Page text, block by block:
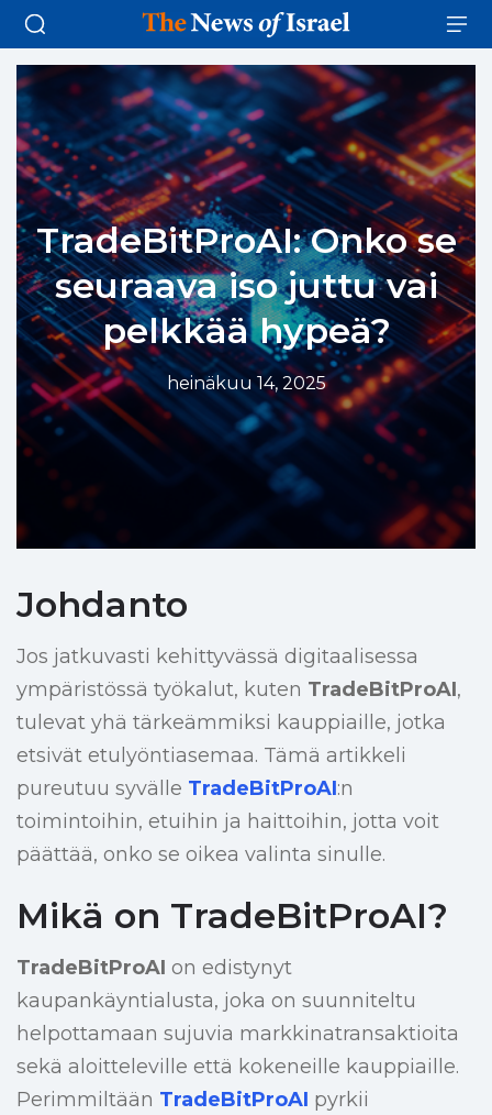
TradeBitProAI: Onko se
seuraava iso juttu vai
pelkkää hypeä?
heinäkuu 14, 2025
Johdanto
Jos jatkuvasti kehittyvässä digitaalisessa
ympäristössä työkalut, kuten TradeBitProAI,
tulevat yhä tärkeämmiksi kauppiaille, jotka
etsivät etulyöntiasemaa. Tämä artikkeli
pureutuu syvälle TradeBitProAI:n
toimintoihin, etuihin ja haittoihin, jotta voit
päättää, onko se oikea valinta sinulle.
Mikä on TradeBitProAI?
TradeBitProAI on edistynyt
kaupankäyntialusta, joka on suunniteltu
helpottamaan sujuvia markkinatransaktioita
sekä aloitteleville että kokeneille kauppiaille.
Perimmiltään TradeBitProAI pyrkii